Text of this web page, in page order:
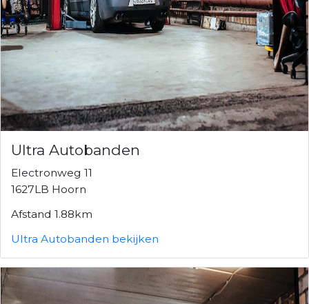
Ultra Autobanden
Electronweg 11
1627LB Hoorn
Afstand 1.88km
Ultra Autobanden bekijken